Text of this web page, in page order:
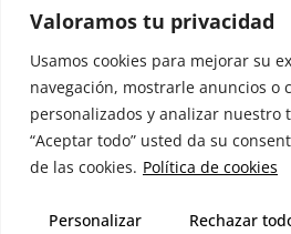
Valoramos tu privacidad
Usamos cookies para mejorar su
navegación, mostrarle anuncios o
personalizados y analizar nuestro
“Aceptar todo” usted da su
de las cookies. Política de cookies
Personalizar Rechazar
ESPAÑA
Tel: (+34) 954
25 88 51
ÚNETE A
TELEGRAM
CONTACTO